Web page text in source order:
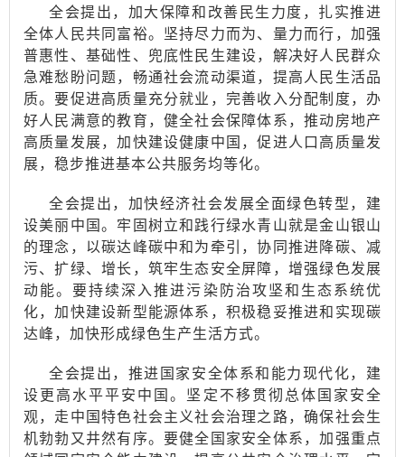
全会提出，加大保障和改善民生力度，扎实推进
全体人民共同富裕。坚持尽力而为、量力而行，加强
普惠性、基础性、兜底性民生建设，解决好人民群众
急难愁盼问题，畅通社会流动渠道，提高人民生活品
质。要促进高质量充分就业，完善收入分配制度，办
好人民满意的教育，健全社会保障体系，推动房地产
高质量发展，加快建设健康中国，促进人口高质量发
展，稳步推进基本公共服务均等化。
全会提出，加快经济社会发展全面绿色转型，建
设美丽中国。牢固树立和践行绿水青山就是金山银山
的理念，以碳达峰碳中和为牵引，协同推进降碳、减
污、扩绿、增长，筑牢生态安全屏障，增强绿色发展
动能。要持续深入推进污染防治攻坚和生态系统优
化，加快建设新型能源体系，积极稳妥推进和实现碳
达峰，加快形成绿色生产生活方式。
全会提出，推进国家安全体系和能力现代化，建
设更高水平平安中国。坚定不移贯彻总体国家安全
观，走中国特色社会主义社会治理之路，确保社会生
机勃勃又井然有序。要健全国家安全体系，加强重点